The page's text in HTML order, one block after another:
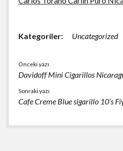
Kategoriler: Uncategorized
Önceki yazı
Davidoff Mini Cigarillos
Sonraki yazı
Cafe Creme Blue sigarillo 10’s